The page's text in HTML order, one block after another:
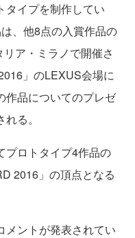
タイプを制作してい
、他8点の入賞作品の
ア・ミラノで開催さ
」のLEXUS会場に
作品についてのプレゼ
る。
ロトタイプ4作品の
2016」の頂点となる
ントが発表されてい